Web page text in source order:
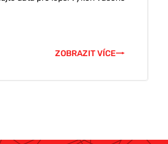
ZOBRAZIT VÍCE